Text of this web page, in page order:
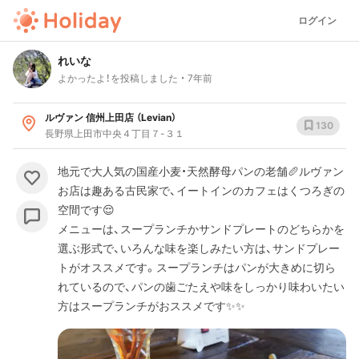
ログイン
れいな
よかったよ！を投稿しました 7年前
ルヴァン 信州上田店 （Levian）
長野県上田市中央４丁目７-３１
130
地元で大人気の国産小麦・天然酵母パンの老舗🥖ルヴァン
お店は趣ある古民家で、イートインのカフェはくつろぎの
空間です😌
メニューは、スープランチかサンドプレートのどちらかを
選ぶ形式で、いろんな味を楽しみたい方は、サンドプレー
トがオススメです。スープランチはパンが大きめに切ら
れているので、パンの歯ごたえや味をしっかり味わいたい
方はスープランチがおススメです✨✨